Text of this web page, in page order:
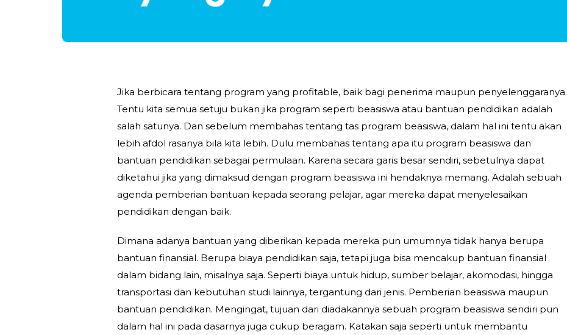
Jika berbicara tentang program yang profitable, baik bagi penerima maupun penyelenggaranya.
Tentu kita semua setuju bukan jika program seperti beasiswa atau bantuan pendidikan adalah
salah satunya. Dan sebelum membahas tentang tas program beasiswa, dalam hal ini tentu akan
lebih afdol rasanya bila kita lebih. Dulu membahas tentang apa itu program beasiswa dan
bantuan pendidikan sebagai permulaan. Karena secara garis besar sendiri, sebetulnya dapat
diketahui jika yang dimaksud dengan program beasiswa ini hendaknya memang. Adalah sebuah
agenda pemberian bantuan kepada seorang pelajar, agar mereka dapat menyelesaikan
pendidikan dengan baik.
Dimana adanya bantuan yang diberikan kepada mereka pun umumnya tidak hanya berupa
bantuan finansial. Berupa biaya pendidikan saja, tetapi juga bisa mencakup bantuan finansial
dalam bidang lain, misalnya saja. Seperti biaya untuk hidup, sumber belajar, akomodasi, hingga
transportasi dan kebutuhan studi lainnya, tergantung dari jenis. Pemberian beasiswa maupun
bantuan pendidikan. Mengingat, tujuan dari diadakannya sebuah program beasiswa sendiri pun
dalam hal ini pada dasarnya juga cukup beragam. Katakan saja seperti untuk membantu